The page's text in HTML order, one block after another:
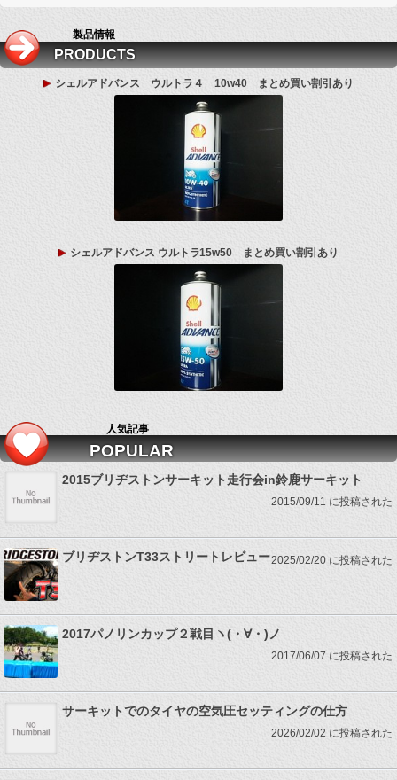
製品情報
PRODUCTS
シェルアドバンス ウルトラ４ 10w40 まとめ買い割引あり
シェルアドバンス ウルトラ15w50 まとめ買い割引あり
人気記事
POPULAR
2015ブリヂストンサーキット走行会in鈴鹿サーキット
2015/09/11 に投稿された
ブリヂストンT33ストリートレビュー2025/02/20 に投稿された
2017パノリンカップ２戦目ヽ(・∀・)ノ
2017/06/07 に投稿された
サーキットでのタイヤの空気圧セッティングの仕方
2026/02/02 に投稿された